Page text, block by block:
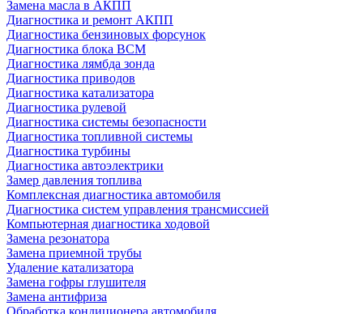
Замена масла в АКПП
Диагностика и ремонт АКПП
Диагностика бензиновых форсунок
Диагностика блока BCM
Диагностика лямбда зонда
Диагностика приводов
Диагностика катализатора
Диагностика рулевой
Диагностика системы безопасности
Диагностика топливной системы
Диагностика турбины
Диагностика автоэлектрики
Замер давления топлива
Комплексная диагностика автомобиля
Диагностика систем управления трансмиссией
Компьютерная диагностика ходовой
Замена резонатора
Замена приемной трубы
Удаление катализатора
Замена гофры глушителя
Замена антифриза
Обработка кондиционера автомобиля